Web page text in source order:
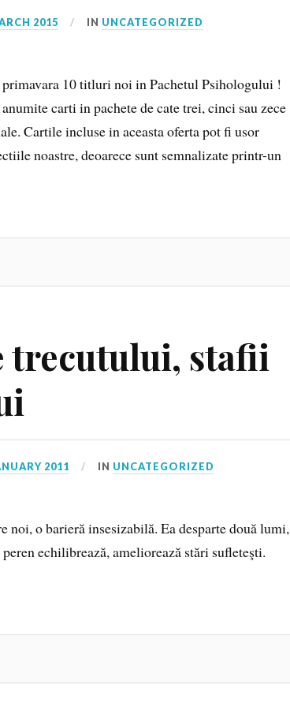
2015 IN UNCATEGORIZED
10 titluri noi in Pachetul Psihologului !
carti in pachete de cate trei, cinci sau zece
Cartile incluse in aceasta oferta pot fi usor
noastre, deoarece sunt semnalizate printr-un
trecutului, stafii
2011 IN UNCATEGORIZED
noi, o barieră insesizabilă. Ea desparte două lumi,
echilibrează, ameliorează stări sufleteşti.